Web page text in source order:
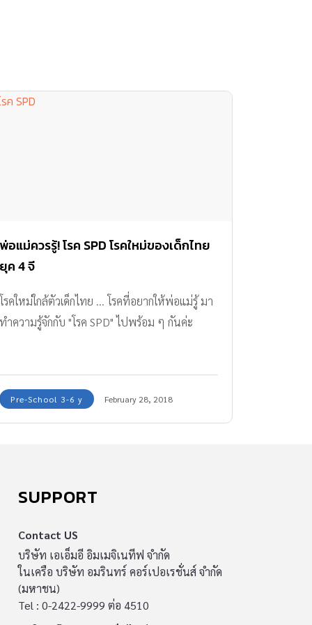
พ่อแม่ควรรู้! โรค SPD โรคใหม่ของเด็กไทย
ยุค 4 จี
โรคใหม่ใกล้ตัวเด็กไทย ... โรคที่อยากให้พ่อแม่รู้ มา
ทำความรู้จักกับ "โรค SPD" ไปพร้อม ๆ กันค่ะ
Pre-School 3-6 y February 28, 2018
SUPPORT
Contact US
บริษัท เอเอ็มอี อิมเมจิเนทีฟ จำกัด
ในเครือ บริษัท อมรินทร์ คอร์เปอเรชั่นส์ จำกัด
(มหาชน)
Tel : 0-2422-9999 ต่อ 4510